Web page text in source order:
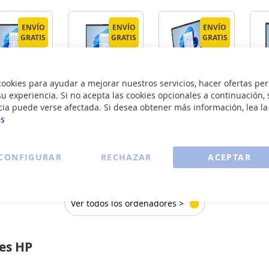
para ayudar a mejorar nuestros servicios, hacer ofertas
experiencia. Si no acepta las cookies opcionales a continuación,
puede verse afectada. Si desea obtener más información, lea la
ACEPTAR
RECHAZAR
ENVÍO
GRATIS
ENVÍO
GRATIS
Hp 15
I3
ENVÍO
GRATIS
ENVÍO
GRATIS
Hp HP 15
FD0239NS I5
ENVÍO
GRATIS
ENVÍO
GRATIS
Hp 15
FC0130NS RYZEN
569€
Ver todos los ordenadores >
HP